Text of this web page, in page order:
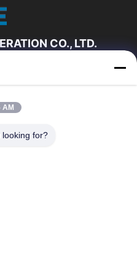
CO., LTD.
Sobre Nosotros
Control De Calidad
AM
looking for?